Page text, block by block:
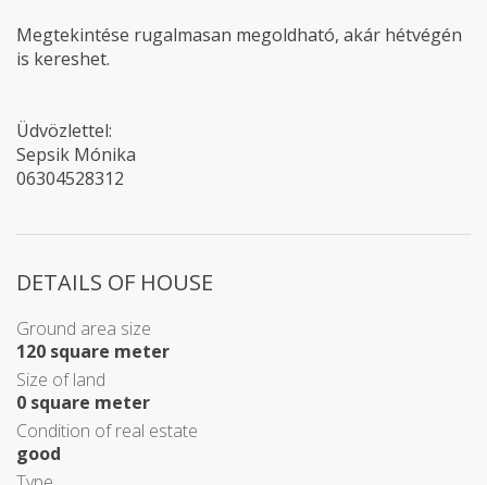
Megtekintése rugalmasan megoldható, akár hétvégén
is kereshet.
Üdvözlettel:
Sepsik Mónika
06304528312
DETAILS OF HOUSE
Ground area size
120 square meter
Size of land
0 square meter
Condition of real estate
good